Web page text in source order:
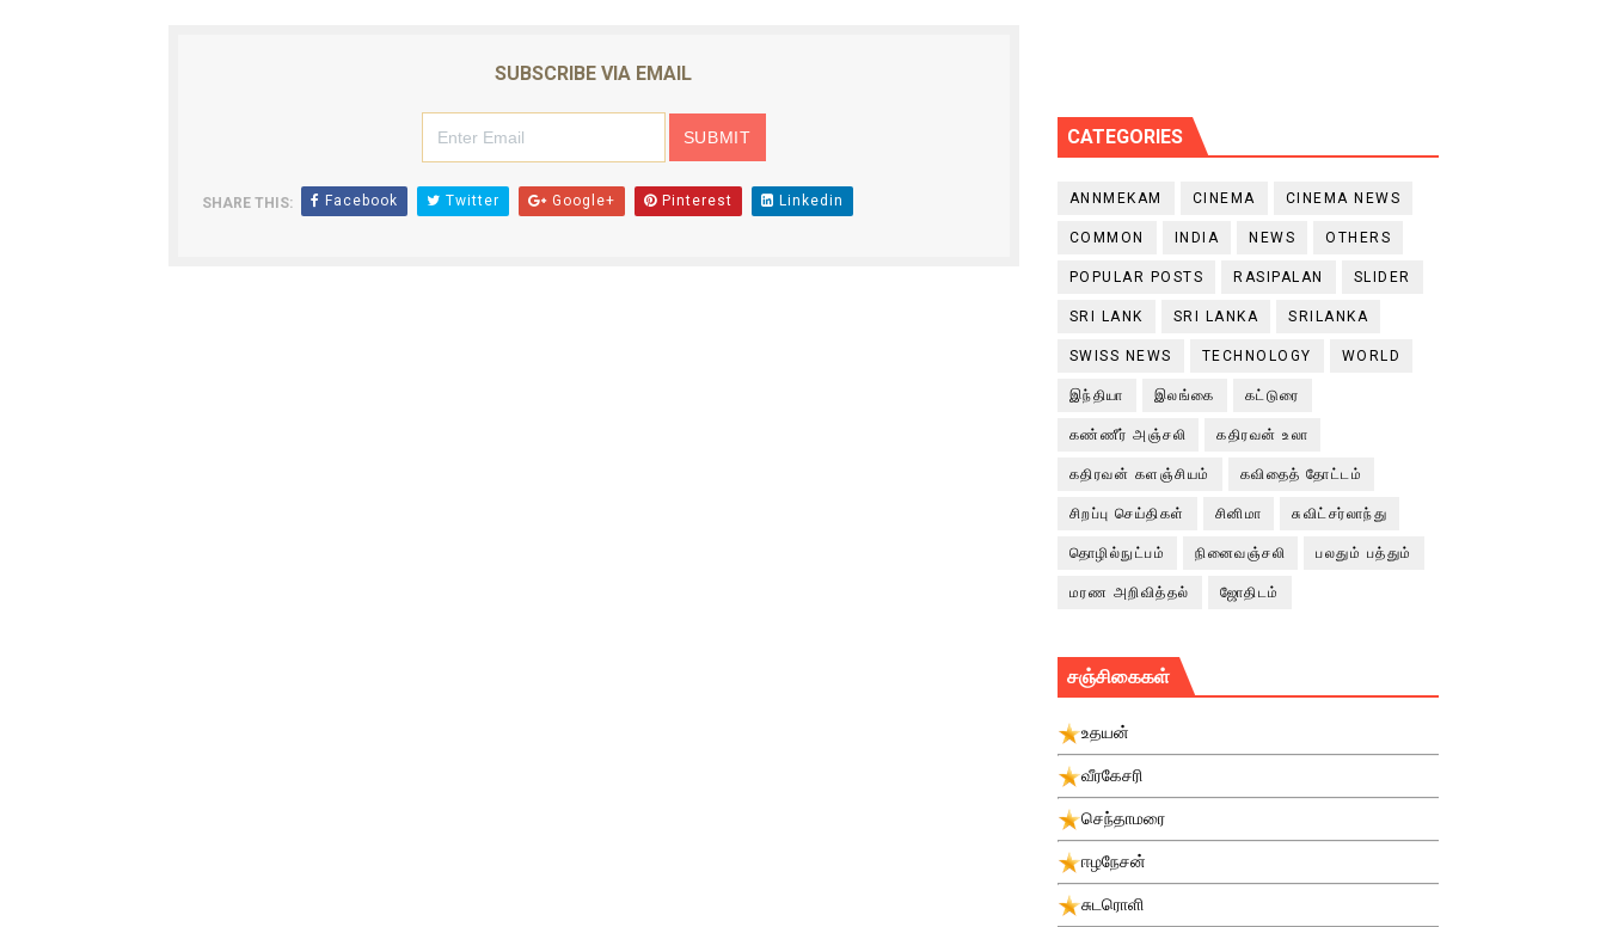
SUBSCRIBE VIA EMAIL
SHARE THIS: Facebook Twitter Google+ Pinterest Linkedin
CATEGORIES
ANNMEKAM CINEMA CINEMA NEWS
COMMON INDIA NEWS OTHERS
POPULAR POSTS RASIPALAN SLIDER
SRI LANK SRI LANKA SRILANKA
SWISS NEWS TECHNOLOGY WORLD
இந்தியா இலங்கை கட்டுரை
கண்ணீர் அஞ்சலி கதிரவன் உலா
கதிரவன் களஞ்சியம் கவிதைத் தோட்டம்
சிறப்பு செய்திகள் சினிமா சுவிட்சர்லாந்து
தொழில்நுட்பம் நினைவஞ்சலி பலதும் பத்தும்
மரண அறிவித்தல் ஜோதிடம்
சஞ்சிகைகள்
உதயன்
வீரகேசரி
செந்தாமரை
ஈழநேசன்
சுடரொளி